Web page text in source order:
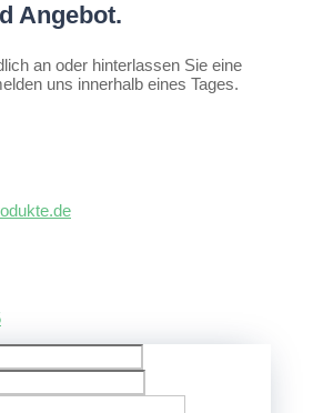
Angebot.
an oder hinterlassen Sie eine
uns innerhalb eines Tages.